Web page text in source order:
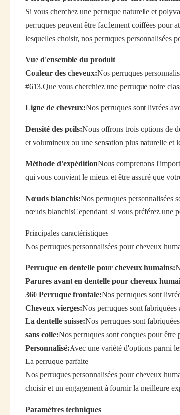
Si vous cherchez une perruque naturelle et
perruques peuvent être facilement coiffées pour
lesquelles choisir, nos perruques personnalisées
Vue d'ensemble du produit
Couleur des cheveux:Nos perruques
#613.Que vous cherchiez une perruque noire
Ligne de cheveux:Nos perruques sont livrées
Densité des poils:Nous offrons trois options de
et volumineux ou une sensation plus naturelle et
Méthode d'expéditionNous comprenons
qui vous convient le mieux et être assuré que
Nœuds blanchis:Nos perruques personnalisées
nœuds blanchisCependant, si vous préférez une
Principales caractéristiques
Nos perruques personnalisées pour cheveux
Perruque en dentelle pour cheveux humains:
Parures avant en dentelle pour cheveux
360 Perruque frontale:Nos perruques sont
Cheveux vierges:Nos perruques sont fabriquées
La dentelle suisse:Nos perruques sont
sans colle:Nos perruques sont conçues pour être
Personnalisé:Avec une variété d'options parmi
La perruque parfaite
Nos perruques personnalisées pour cheveux
choisir et un engagement à fournir la meilleure
Paramètres techniques